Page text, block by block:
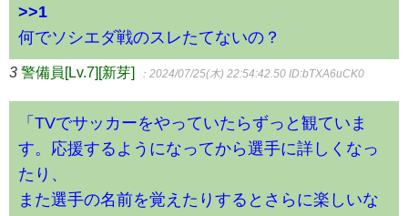
>>1
何でソシエダ戦のスレたてないの？
3 警備員[Lv.7][新芽] ：2024/07/25(木) 22:54:42.50 ID:bTXA6uCK0
「TVでサッカーをやっていたらずっと観ていま
す。応援するようになってから選手に詳しくなっ
たり、
また選手の名前を覚えたりするとさらに楽しいな